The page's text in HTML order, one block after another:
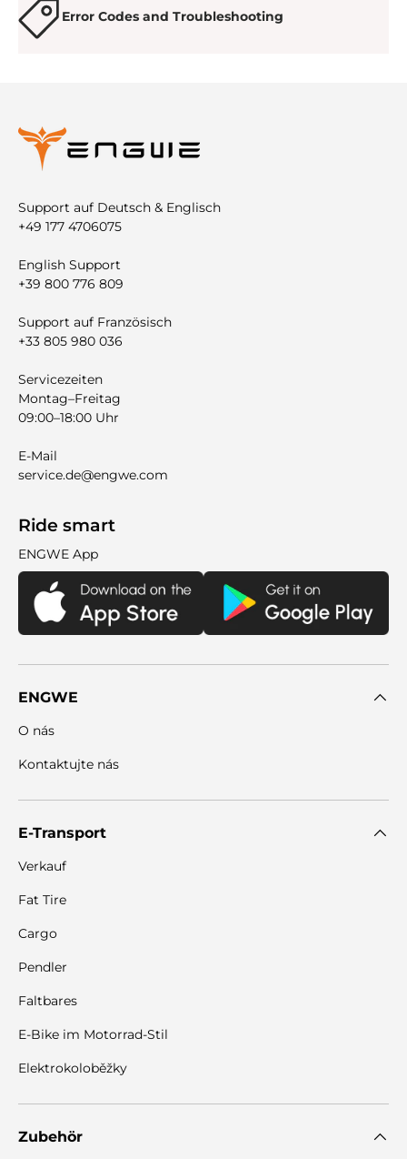
Error Codes and Troubleshooting
Support auf Deutsch & Englisch
+49 177 4706075
English Support
+39 800 776 809
Support auf Französisch
+33 805 980 036
Servicezeiten
Montag–Freitag
09:00–18:00 Uhr
E-Mail
service.de@engwe.com
Ride smart
ENGWE App
ENGWE
O nás
Kontaktujte nás
E-Transport
Verkauf
Fat Tire
Cargo
Pendler
Faltbares
E-Bike im Motorrad-Stil
Elektrokoloběžky
Zubehör